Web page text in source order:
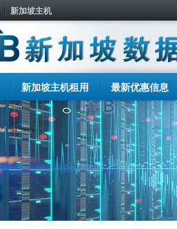
新加坡主机
新加坡主机租用 最新优惠信息